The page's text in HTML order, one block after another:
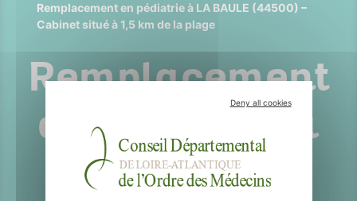
Remplacement en pédiatrie à LA BAULE (44500) –
Cabinet situé à 1,5 km de la plage
Remplacement
en pédiatrie à
LA BAULE
Deny all cookies